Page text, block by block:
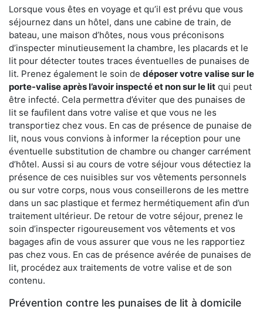
Lorsque vous êtes en voyage et qu’il est prévu que vous
séjournez dans un hôtel, dans une cabine de train, de
bateau, une maison d’hôtes, nous vous préconisons
d’inspecter minutieusement la chambre, les placards et le
lit pour détecter toutes traces éventuelles de punaises de
lit. Prenez également le soin de déposer votre valise sur le
porte-valise après l’avoir inspecté et non sur le lit qui peut
être infecté. Cela permettra d’éviter que des punaises de
lit se faufilent dans votre valise et que vous ne les
transportiez chez vous. En cas de présence de punaise de
lit, nous vous convions à informer la réception pour une
éventuelle substitution de chambre ou changer carrément
d’hôtel. Aussi si au cours de votre séjour vous détectiez la
présence de ces nuisibles sur vos vêtements personnels
ou sur votre corps, nous vous conseillerons de les mettre
dans un sac plastique et fermez hermétiquement afin d’un
traitement ultérieur. De retour de votre séjour, prenez le
soin d’inspecter rigoureusement vos vêtements et vos
bagages afin de vous assurer que vous ne les rapportiez
pas chez vous. En cas de présence avérée de punaises de
lit, procédez aux traitements de votre valise et de son
contenu.
Prévention contre les punaises de lit à domicile